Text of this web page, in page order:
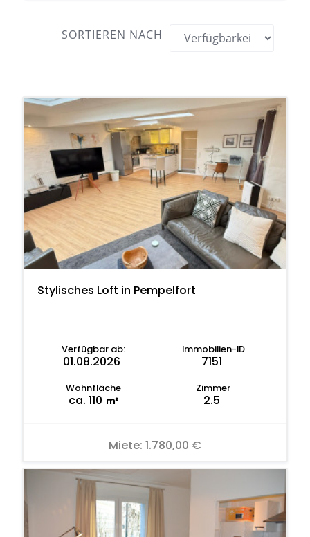
SORTIEREN NACH
Stylisches Loft in Pempelfort
Verfügbar ab:
01.08.2026
Immobilien-ID
7151
Wohnfläche
ca. 110 m²
Zimmer
2.5
Miete: 1.780,00 €